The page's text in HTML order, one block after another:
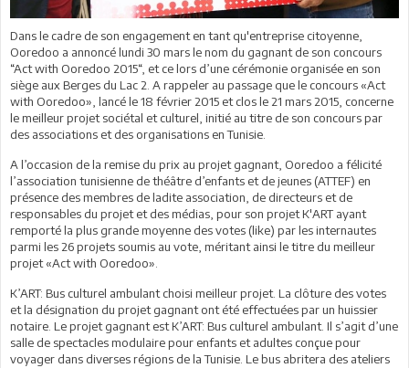
Dans le cadre de son engagement en tant qu'entreprise citoyenne,
Ooredoo a annoncé lundi 30 mars le nom du gagnant de son concours
“Act with Ooredoo 2015“, et ce lors d’une cérémonie organisée en son
siège aux Berges du Lac 2. A rappeler au passage que le concours «Act
with Ooredoo», lancé le 18 février 2015 et clos le 21 mars 2015, concerne
le meilleur projet sociétal et culturel, initié au titre de son concours par
des associations et des organisations en Tunisie.
A l’occasion de la remise du prix au projet gagnant, Ooredoo a félicité
l’association tunisienne de théâtre d’enfants et de jeunes (ATTEF) en
présence des membres de ladite association, de directeurs et de
responsables du projet et des médias, pour son projet K'ART ayant
remporté la plus grande moyenne des votes (like) par les internautes
parmi les 26 projets soumis au vote, méritant ainsi le titre du meilleur
projet «Act with Ooredoo».
K’ART: Bus culturel ambulant choisi meilleur projet. La clôture des votes
et la désignation du projet gagnant ont été effectuées par un huissier
notaire. Le projet gagnant est K’ART: Bus culturel ambulant. Il s’agit d’une
salle de spectacles modulaire pour enfants et adultes conçue pour
voyager dans diverses régions de la Tunisie. Le bus abritera des ateliers